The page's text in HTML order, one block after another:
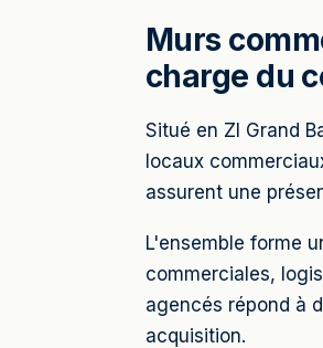
Murs
charge du
Situé en ZI Grand
locaux
assurent une
L'ensemble forme
commerciales,
agencés répond à
acquisition.